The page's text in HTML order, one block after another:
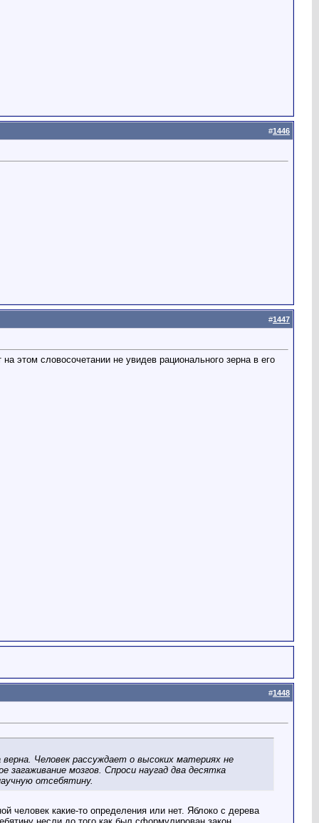
#1446
#1447
этом словосочетании не увидев рационального зерна в его
#1448
Человек рассуждает о высоких материях не
мозгов. Спроси наугад два десятка
отсебятину.
человек какие-то определения или нет. Яблоко с дерева